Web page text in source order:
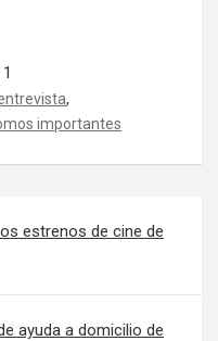
,
importantes
estrenos de cine de
ayuda a domicilio de